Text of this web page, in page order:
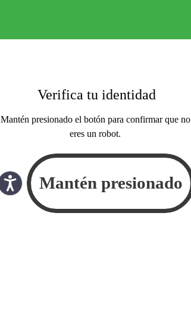
Verifica tu identidad
Mantén presionado el botón para confirmar que no
eres un robot.